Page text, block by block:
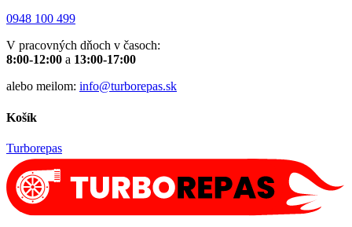
0948 100 499
V pracovných dňoch v časoch:
8:00-12:00 a 13:00-17:00
alebo meilom: info@turborepas.sk
Košík
Turborepas